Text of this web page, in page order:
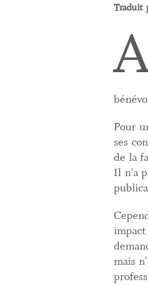
Traduit
Pour
ses
de la
Il n'a
mais